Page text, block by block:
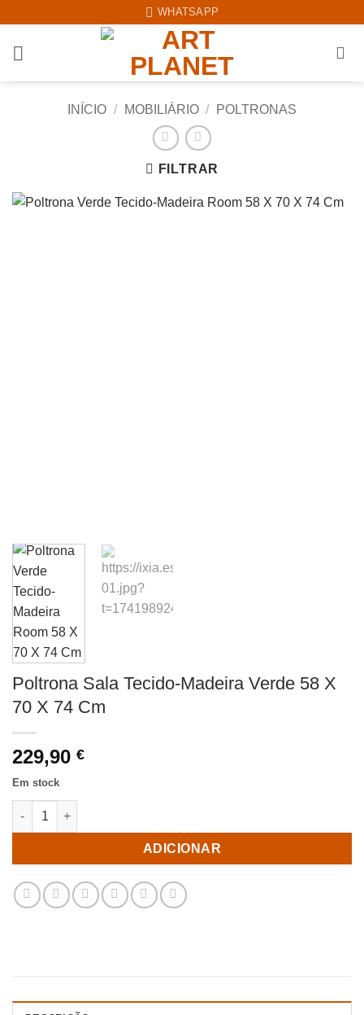
content
WHATSAPP
INÍCIO / MOBILIÁRIO / POLTRONAS
FILTRAR
Poltrona Sala Tecido-Madeira Verde 58 X
70 X 74 Cm
229,90 €
Em stock
Quantidade de Poltrona Sala Tecido-Madeira Verde 58 X 70 X
ADICIONAR